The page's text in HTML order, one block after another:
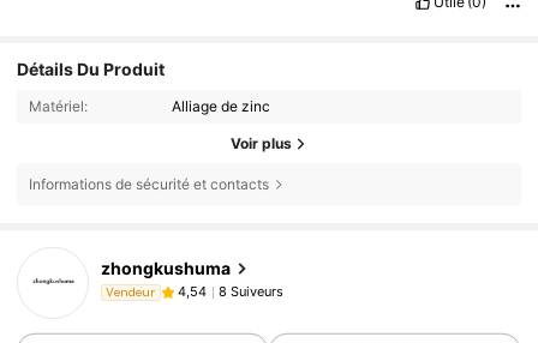
Détails Du Produit
Matériel: Alliage de zinc
Voir plus
Informations de sécurité et contacts
zhongkushuma
Vendeur 4,54 8 Suiveurs